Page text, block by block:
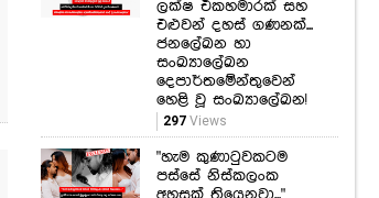
ලක්ෂ එකහමාරක් සහ
එළුවන් දහස් ගණනක්...
ජනලේඛන හා
සංඛ්‍යාලේඛන
දෙපාර්තමේන්තුවෙන්
හෙළි වූ සංඛ්‍යාලේඛන!
297 Views
"හැම කුණාටුවකටම
පස්සේ නිස්කලංක